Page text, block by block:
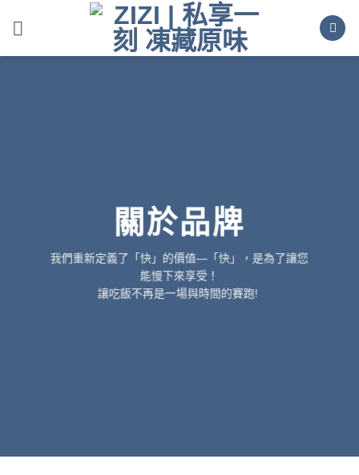
關於品牌
我們重新定義了「快」的價值—「快」，是為了讓您
能慢下來享受！
讓吃飯不再是一場與時間的賽跑!